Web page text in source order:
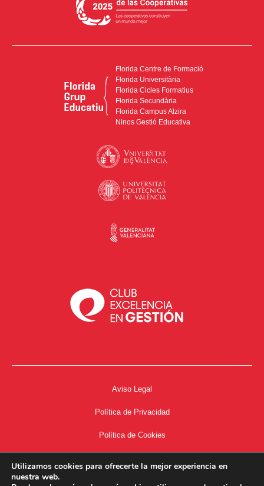
Florida Centre de Formació
Florida Universitària
Florida Cicles Formatius
Florida Secundària
Florida Campus Alzira
Ninos Gestió Educativa
Aviso Legal
Política de Privacidad
Política de Cookies
Utilizamos cookies para ofrecerte la mejor experiencia en
nuestra web.